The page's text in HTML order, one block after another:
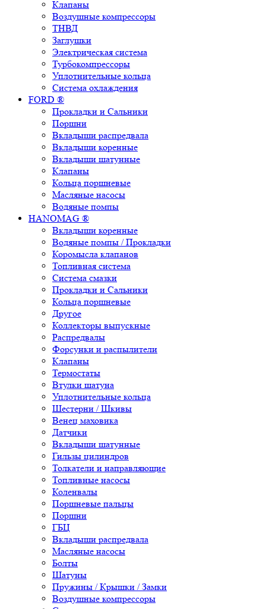
Клапаны
Воздушные компрессоры
ТНВД
Заглушки
Электрическая система
Турбокомпрессоры
Уплотнительные кольца
Система охлаждения
FORD ®
Прокладки и Сальники
Поршни
Вкладыши распредвала
Вкладыши коренные
Вкладыши шатунные
Клапаны
Кольца поршневые
Масляные насосы
Водяные помпы
HANOMAG ®
Вкладыши коренные
Водяные помпы / Прокладки
Коромысла клапанов
Топливная система
Система смазки
Прокладки и Сальники
Кольца поршневые
Другое
Коллекторы выпускные
Распредвалы
Форсунки и распылители
Клапаны
Термостаты
Втулки шатуна
Уплотнительные кольца
Шестерни / Шкивы
Венец маховика
Датчики
Вкладыши шатунные
Гильзы цилиндров
Толкатели и направляющие
Топливные насосы
Коленвалы
Поршневые пальцы
Поршни
ГБЦ
Вкладыши распредвала
Масляные насосы
Болты
Шатуны
Пружины / Крышки / Замки
Воздушные компрессоры